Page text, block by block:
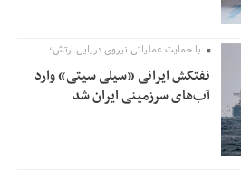
با حمایت عملیاتی نیروی دریایی ارتش؛
نفتکش ایرانی «سیلی سیتی» وارد
آب‌های سرزمینی ایران شد